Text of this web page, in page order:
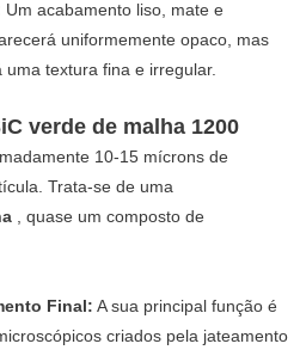
Um acabamento liso, mate e
uniformemente opaco, mas
textura fina e irregular.
verde de malha 1200
10-15 mícrons de
Trata-se de uma
, quase um composto de
Final: A sua principal função é
criados pela jateamento